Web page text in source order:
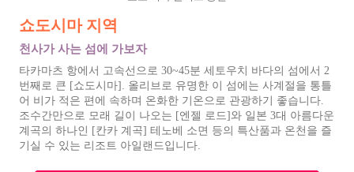
쇼도시마 지역
천사가 사는 섬에 가보자
타카마츠 항에서 고속선으로 30~45분 세토우치 바다의 섬에서 2
번째로 큰 [쇼도시마]. 올리브로 유명한 이 섬에는 사계절을 통틀
어 비가 적은 편에 속하며 온화한 기온으로 관광하기 좋습니다.
조수간만으로 모래 길이 나오는 [엔젤 로드]와 일본 3대 아름다운
계곡의 하나인 [칸카 계곡] 테노베 소면 등의 특산품과 온천을 즐
기실 수 있는 리조트 아일랜드입니다.